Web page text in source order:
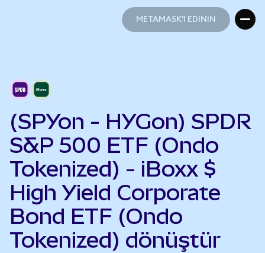
METAMASK'I EDİNİN
(SPYon - HYGon) SPDR
S&P 500 ETF (Ondo
Tokenized) - iBoxx $
High Yield Corporate
Bond ETF (Ondo
Tokenized) dönüştür